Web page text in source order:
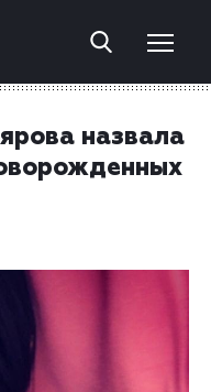
назвала